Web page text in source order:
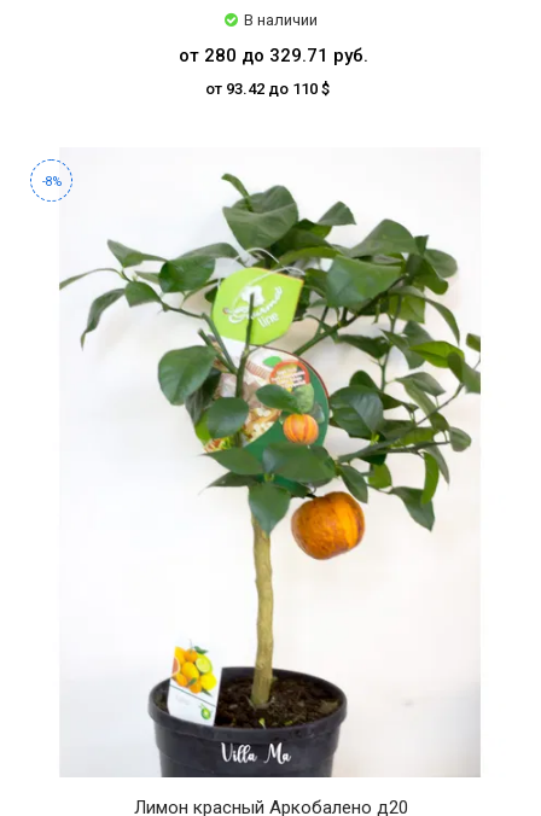
В наличии
от 280 до 329.71 руб.
от 93.42 до 110 $
-8%
Лимон красный Аркобалено д20